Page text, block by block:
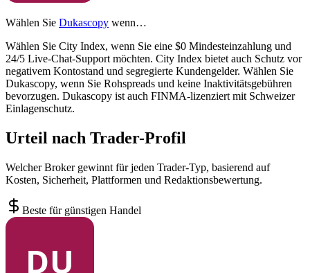
Wählen Sie Dukascopy wenn…
Wählen Sie City Index, wenn Sie eine $0 Mindesteinzahlung und
24/5 Live-Chat-Support möchten. City Index bietet auch Schutz vor
negativem Kontostand und segregierte Kundengelder. Wählen Sie
Dukascopy, wenn Sie Rohspreads und keine Inaktivitätsgebühren
bevorzugen. Dukascopy ist auch FINMA-lizenziert mit Schweizer
Einlagenschutz.
Urteil nach Trader-Profil
Welcher Broker gewinnt für jeden Trader-Typ, basierend auf
Kosten, Sicherheit, Plattformen und Redaktionsbewertung.
Beste für günstigen Handel